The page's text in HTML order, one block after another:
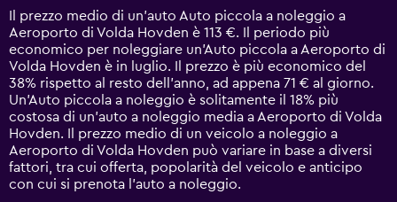
14
categories.
The
chart
has
1
Y
axis
displaying
values.
Range:
0
Il prezzo medio di un'auto Auto piccola a noleggio a
Aeroporto di Volda Hovden è 113 €. Il periodo più
economico per noleggiare un'Auto piccola a Aeroporto di
Volda Hovden è in luglio. Il prezzo è più economico del
38% rispetto al resto dell'anno, ad appena 71 € al giorno.
Un'Auto piccola a noleggio è solitamente il 18% più
costosa di un'auto a noleggio media a Aeroporto di Volda
Hovden. Il prezzo medio di un veicolo a noleggio a
Aeroporto di Volda Hovden può variare in base a diversi
fattori, tra cui offerta, popolarità del veicolo e anticipo
con cui si prenota l'auto a noleggio.